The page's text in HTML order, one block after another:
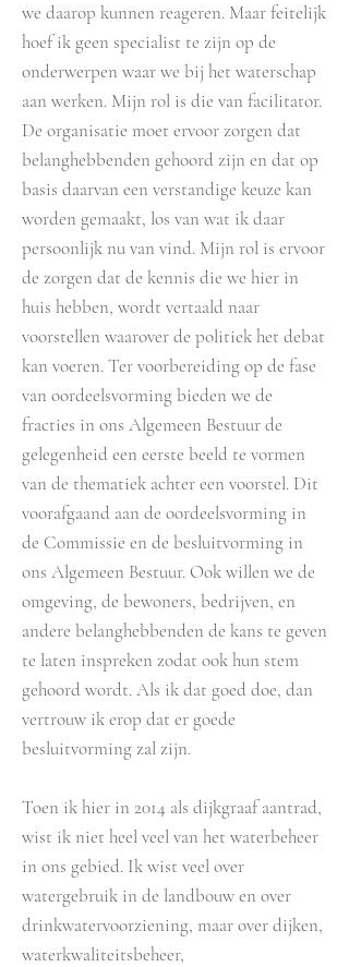
we daarop kunnen reageren. Maar feitelijk
hoef ik geen specialist te zijn op de
onderwerpen waar we bij het waterschap
aan werken. Mijn rol is die van facilitator.
De organisatie moet ervoor zorgen dat
belanghebbenden gehoord zijn en dat op
basis daarvan een verstandige keuze kan
worden gemaakt, los van wat ik daar
persoonlijk nu van vind. Mijn rol is ervoor
de zorgen dat de kennis die we hier in
huis hebben, wordt vertaald naar
voorstellen waarover de politiek het debat
kan voeren. Ter voorbereiding op de fase
van oordeelsvorming bieden we de
fracties in ons Algemeen Bestuur de
gelegenheid een eerste beeld te vormen
van de thematiek achter een voorstel. Dit
voorafgaand aan de oordeelsvorming in
de Commissie en de besluitvorming in
ons Algemeen Bestuur. Ook willen we de
omgeving, de bewoners, bedrijven, en
andere belanghebbenden de kans te geven
te laten inspreken zodat ook hun stem
gehoord wordt. Als ik dat goed doe, dan
vertrouw ik erop dat er goede
besluitvorming zal zijn.
Toen ik hier in 2014 als dijkgraaf aantrad,
wist ik niet heel veel van het waterbeheer
in ons gebied. Ik wist veel over
watergebruik in de landbouw en over
drinkwatervoorziening, maar over dijken,
waterkwaliteitsbeheer,